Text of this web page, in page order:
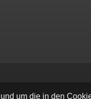
um die in den